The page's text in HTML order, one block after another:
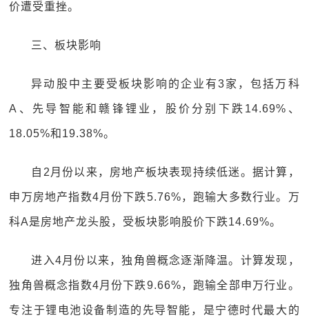
价遭受重挫。
三、板块影响
异动股中主要受板块影响的企业有3家，包括万科
A、先导智能和赣锋锂业，股价分别下跌14.69%、
18.05%和19.38%。
自2月份以来，房地产板块表现持续低迷。据计算，
申万房地产指数4月份下跌5.76%，跑输大多数行业。万
科A是房地产龙头股，受板块影响股价下跌14.69%。
进入4月份以来，独角兽概念逐渐降温。计算发现，
独角兽概念指数4月份下跌9.66%，跑输全部申万行业。
专注于锂电池设备制造的先导智能，是宁德时代最大的